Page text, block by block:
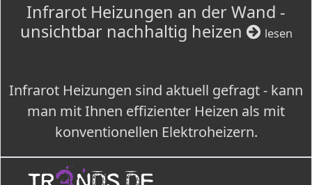
Infrarot Heizungen an der Wand -
unsichtbar nachhaltig heizen
lesen
Infrarot Heizungen sind aktuell gefragt - kann
man mit Ihnen effizienter Heizen als mit
konventionellen Elektroheizern.